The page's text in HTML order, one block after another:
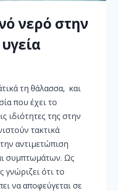
νερό στην
τη θάλασσα, και
που έχει το
ιδιότητες της στην
τακτικά
αντιμετώπιση
συμπτωμάτων. Ως
γνώριζει ότι το
να αποφεύγεται σε